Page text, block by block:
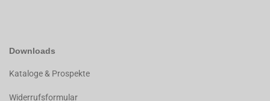
Downloads
Kataloge & Prospekte
Widerrufsformular